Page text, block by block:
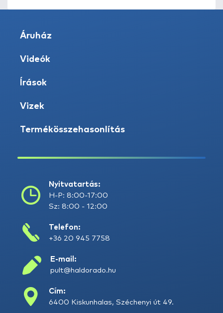
Áruház
Videók
Írások
Vizek
Termékösszehasonlítás
Nyitvatartás:
H-P: 8:00-17:00
Sz: 8:00 - 12:00
Telefon:
+36 20 945 7758
E-mail:
pult@haldorado.hu
Cím:
6400 Kiskunhalas, Széchenyi út 49.